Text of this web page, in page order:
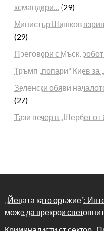
командири… (29)
Министър Шишков
(29)
Преговори с Мъск,
Тръмп „попари“ Киев за
Зеленски обяви
(27)
Тази вечер в „Шербет от
„Йената като оръжие“:
може да прекрои